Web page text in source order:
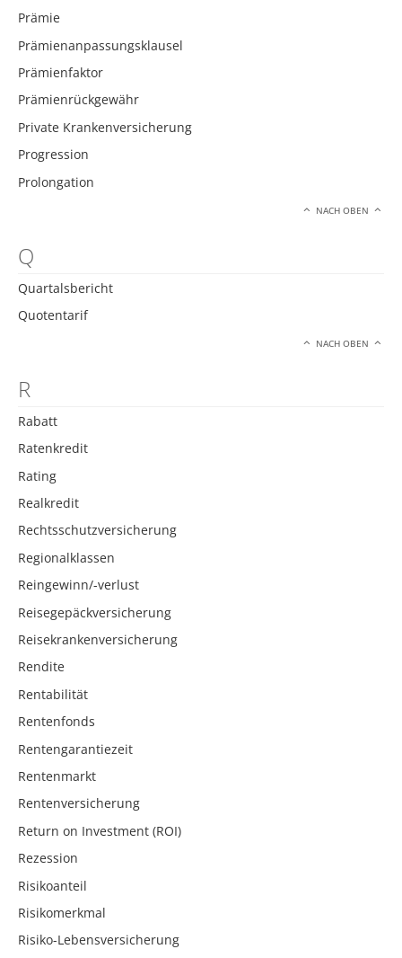
Prämie
Prämienanpassungsklausel
Prämienfaktor
Prämienrückgewähr
Private Krankenversicherung
Progression
Prolongation
NACH OBEN
Q
Quartalsbericht
Quotentarif
NACH OBEN
R
Rabatt
Ratenkredit
Rating
Realkredit
Rechtsschutzversicherung
Regionalklassen
Reingewinn/-verlust
Reisegepäckversicherung
Reisekrankenversicherung
Rendite
Rentabilität
Rentenfonds
Rentengarantiezeit
Rentenmarkt
Rentenversicherung
Return on Investment (ROI)
Rezession
Risikoanteil
Risikomerkmal
Risiko-Lebensversicherung